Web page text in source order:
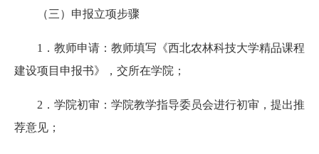
（三）申报立项步骤
1．教师申请：教师填写《西北农林科技大学精品课程
建设项目申报书》，交所在学院；
2．学院初审：学院教学指导委员会进行初审，提出推
荐意见；